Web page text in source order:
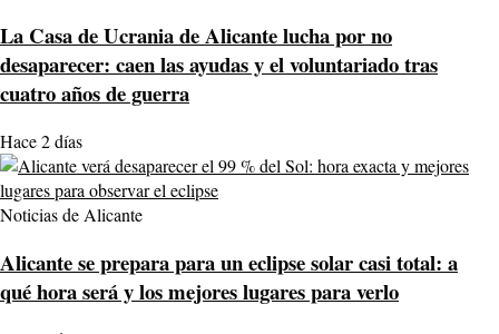
La Casa de Ucrania de Alicante lucha por no
desaparecer: caen las ayudas y el voluntariado tras
cuatro años de guerra
Hace 2 días
Noticias de Alicante
Alicante se prepara para un eclipse solar casi total: a
qué hora será y los mejores lugares para verlo